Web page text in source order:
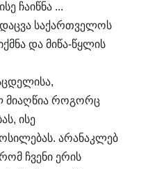
ჩაიწნა ...
საქართველოს
და მიწა-წყლის
მიაღწია როგორც
ისე
არანაკლებ
ჩვენი ერის